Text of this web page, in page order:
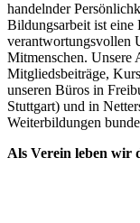
handelnder
Bildungsarbeit ist eine
verantwortungsvollen
Mitmenschen. Unsere
Mitgliedsbeiträge,
unseren Büros in
Stuttgart) und in
Weiterbildungen
Als Verein leben wir